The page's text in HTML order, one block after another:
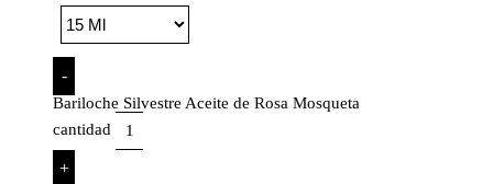
-
Bariloche Silvestre Aceite de Rosa Mosqueta
cantidad
+